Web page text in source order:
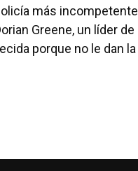
más
Greene, un líder de
porque no le dan